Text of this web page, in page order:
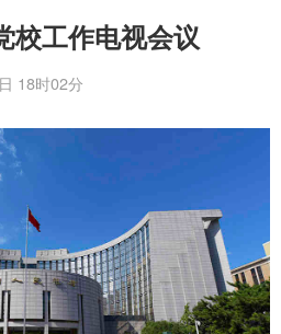
校工作电视会议
18时02分